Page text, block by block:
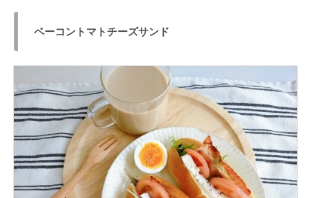
ベーコントマトチーズサンド